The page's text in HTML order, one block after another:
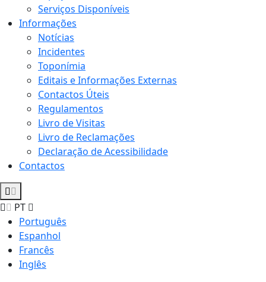
Serviços Disponíveis
Informações
Notícias
Incidentes
Toponímia
Editais e Informações Externas
Contactos Úteis
Regulamentos
Livro de Visitas
Livro de Reclamações
Declaração de Acessibilidade
Contactos
PT
Português
Espanhol
Francês
Inglês